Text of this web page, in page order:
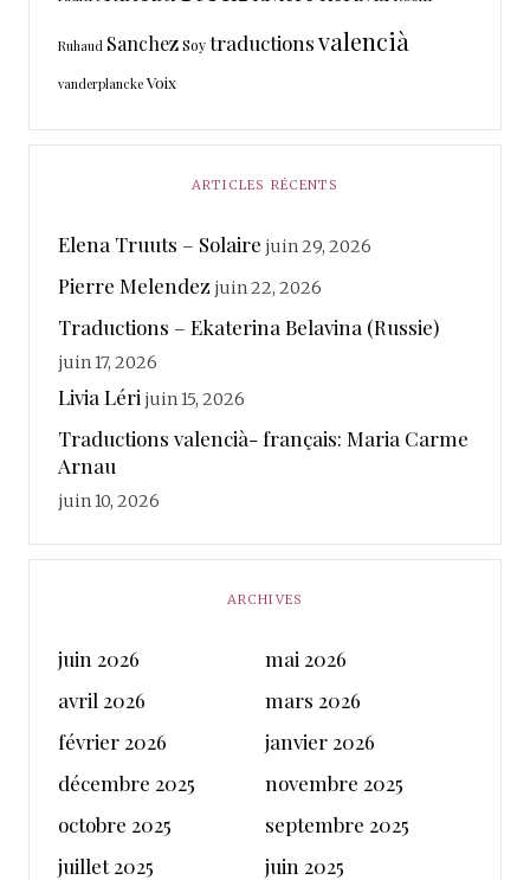
Ruhaud SanchezSoytraductionsvalencià
vanderplancke Voix
ARTICLES RÉCENTS
Elena Truuts – Solaire juin 29, 2026
Pierre Melendez juin 22, 2026
Traductions – Ekaterina Belavina (Russie)
juin 17, 2026
Livia Léri juin 15, 2026
Traductions valencià- français: Maria Carme
Arnau
juin 10, 2026
ARCHIVES
juin 2026
mai 2026
avril 2026
mars 2026
février 2026
janvier 2026
décembre 2025
novembre 2025
octobre 2025
septembre 2025
juillet 2025
juin 2025